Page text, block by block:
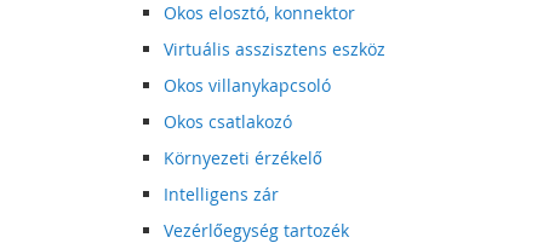
Okos elosztó, konnektor
Virtuális asszisztens eszköz
Okos villanykapcsoló
Okos csatlakozó
Környezeti érzékelő
Intelligens zár
Vezérlőegység tartozék